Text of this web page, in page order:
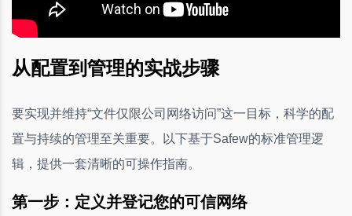
从配置到管理的实战步骤
要实现并维持“文件仅限公司网络访问”这一目标，科学的配
置与持续的管理至关重要。以下基于Safew的标准管理逻
辑，提供一套清晰的可操作指南。
第一步：定义并登记您的可信网络